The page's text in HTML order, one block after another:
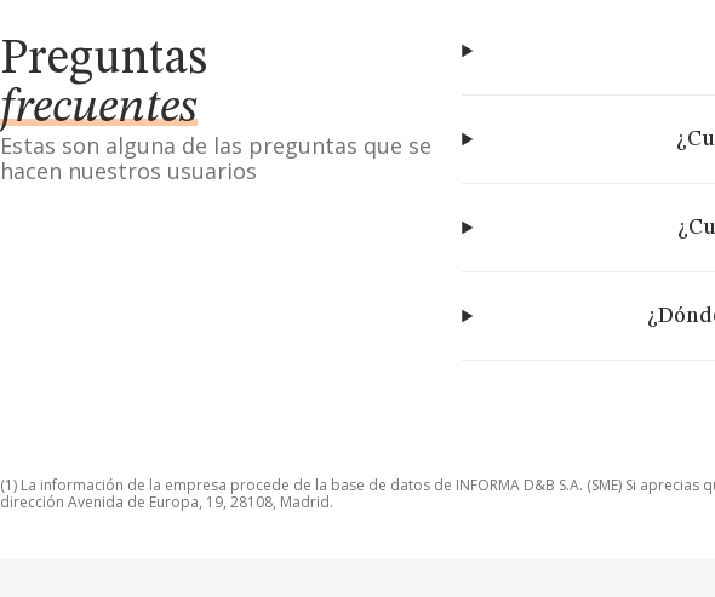
Preguntas
frecuentes
Estas son alguna de las preguntas que se
hacen nuestros usuarios
(1) La información de la empresa procede de la base de datos de INFORMA D&B S.A. (SME) Si
dirección Avenida de Europa, 19, 28108, Madrid.